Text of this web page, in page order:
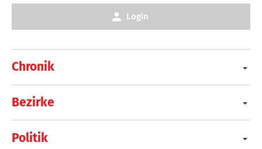
Chronik
Bezirke
Politik
Login